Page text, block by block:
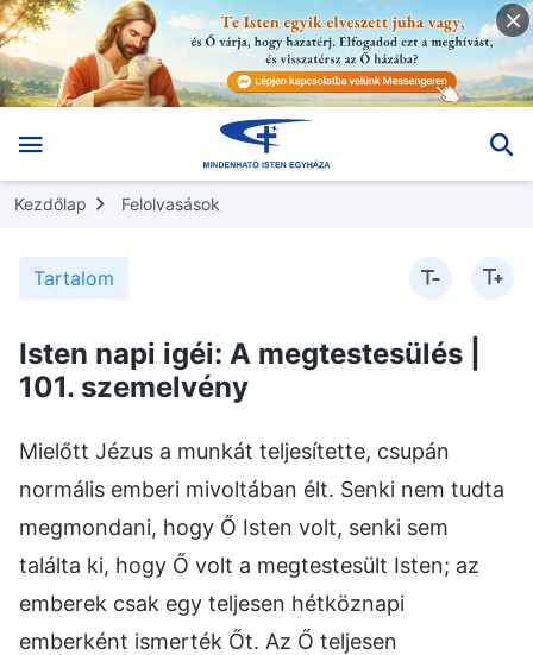
Kezdőlap Felolvasások
Tartalom
Isten napi igéi: A megtestesülés |
101. szemelvény
Mielőtt Jézus a munkát teljesítette, csupán
normális emberi mivoltában élt. Senki nem tudta
megmondani, hogy Ő Isten volt, senki sem
találta ki, hogy Ő volt a megtestesült Isten; az
emberek csak egy teljesen hétköznapi
emberként ismerték Őt. Az Ő teljesen